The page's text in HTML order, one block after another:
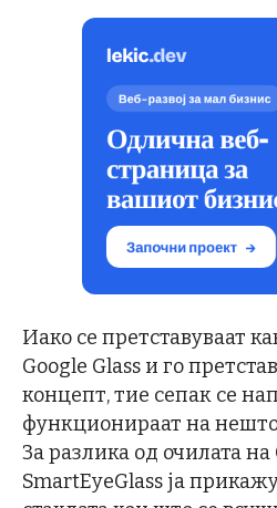
Иако се претставуваат
Google Glass и го
концепт, тие сепак се
функционираат на
За разлика од очилата на
SmartEyeGlass ја